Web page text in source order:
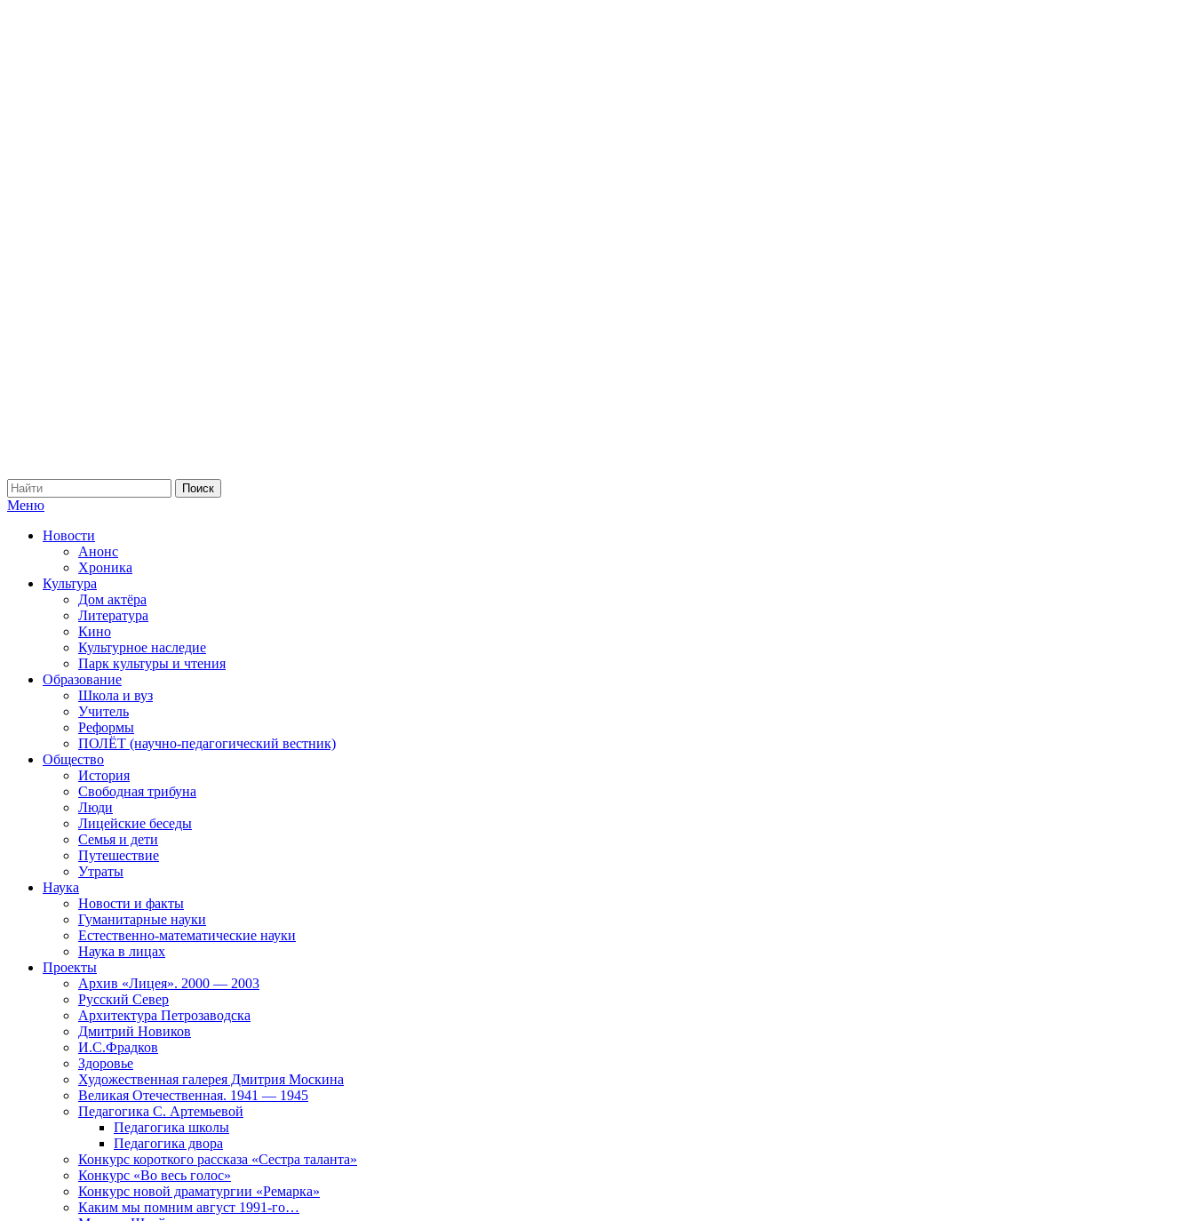
Меню
Новости
Анонс
Хроника
Культура
Дом актёра
Литература
Кино
Культурное наследие
Парк культуры и чтения
Образование
Школа и вуз
Учитель
Реформы
ПОЛЁТ (научно-педагогический вестник)
Общество
История
Свободная трибуна
Люди
Лицейские беседы
Семья и дети
Путешествие
Утраты
Наука
Новости и факты
Гуманитарные науки
Естественно-математические науки
Наука в лицах
Проекты
Архив «Лицея». 2000 — 2003
Русский Север
Архитектура Петрозаводска
Дмитрий Новиков
И.С.Фрадков
Здоровье
Художественная галерея Дмитрия Москина
Великая Отечественная. 1941 — 1945
Педагогика С. Артемьевой
Педагогика школы
Педагогика двора
Конкурс короткого рассказа «Сестра таланта»
Конкурс «Во весь голос»
Конкурс новой драматургии «Ремарка»
Каким мы помним август 1991-го…